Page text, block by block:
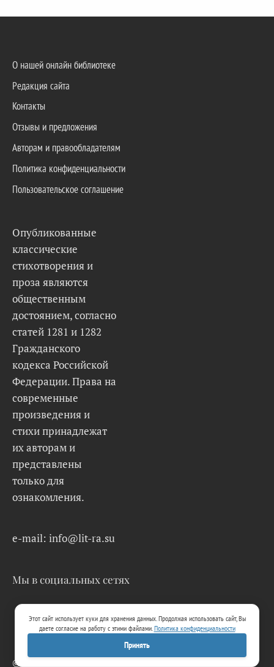
О нашей онлайн библиотеке
Редакция сайта
Контакты
Отзывы и предложения
Авторам и правообладателям
Политика конфиденциальности
Пользовательское соглашение
Опубликованные
классические
стихотворения и
проза являются
общественным
достоянием, согласно
статей 1281 и 1282
Гражданского
кодекса Российской
Федерации. Права на
современные
произведения и
стихи принадлежат
их авторам и
представлены
только для
ознакомления.
e-mail: info@lit-ra.su
Мы в социальных сетях
© 2026 Lit-Ra.su. Электронная библиотека.
Этот сайт использует куки для хранения данных. Продолжая использовать сайт, Вы
даете согласие на работу с этими файлами.Политика конфиденциальности
Принять